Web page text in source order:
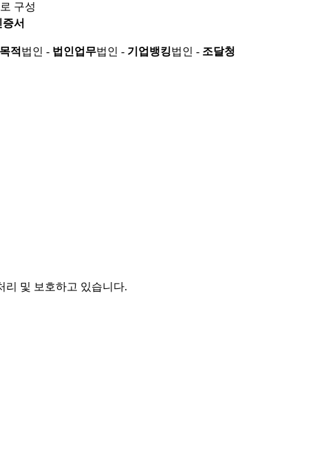
구성
서
적 법인 - 법인업무법인 - 기업뱅킹법인 - 조달청
리 및 보호하고 있습니다.